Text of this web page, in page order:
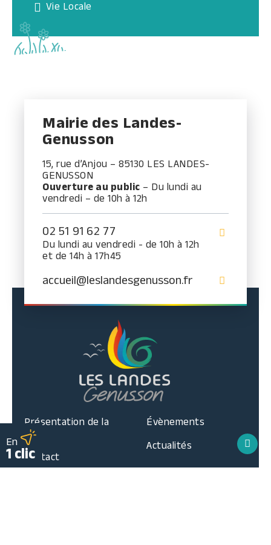
Vie Locale
Mairie des Landes-
Genusson
15, rue d’Anjou – 85130 LES LANDES-
GENUSSON
Ouverture au public – Du lundi au
vendredi – de 10h à 12h
02 51 91 62 77
Du lundi au vendredi - de 10h à 12h
et de 14h à 17h45
accueil@leslandesgenusson.fr
Présentation de la
ville
Contact
Évènements
Actualités
En
1 clic